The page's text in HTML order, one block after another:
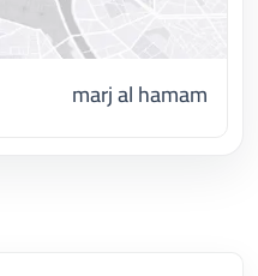
marj al hamam